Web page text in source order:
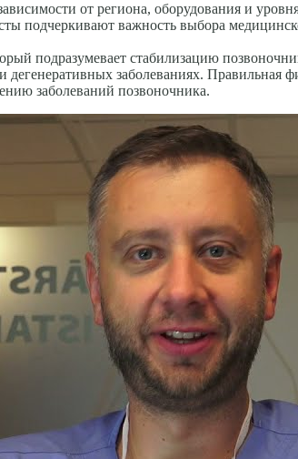
от региона, оборудования и
подчеркивают важность выбора
подразумевает стабилизацию
заболеваниях. Правильная
заболеваний позвоночника.